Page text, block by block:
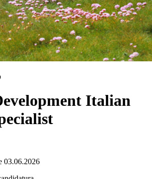
Italian
03.06.2026